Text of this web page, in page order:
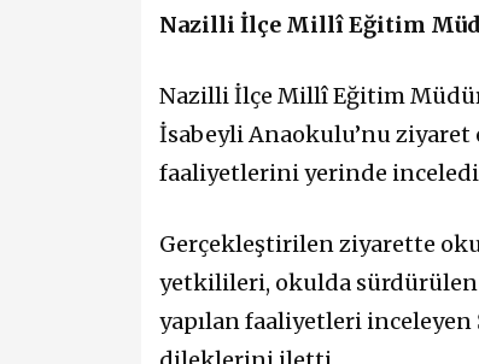
Nazilli İlçe Millî Eğitim
Nazilli İlçe Millî Eğitim
İsabeyli Anaokulu’nu
faaliyetlerini yerinde
Gerçekleştirilen ziyarette
yetkilileri, okulda sürdürülen
yapılan faaliyetleri inceleyen